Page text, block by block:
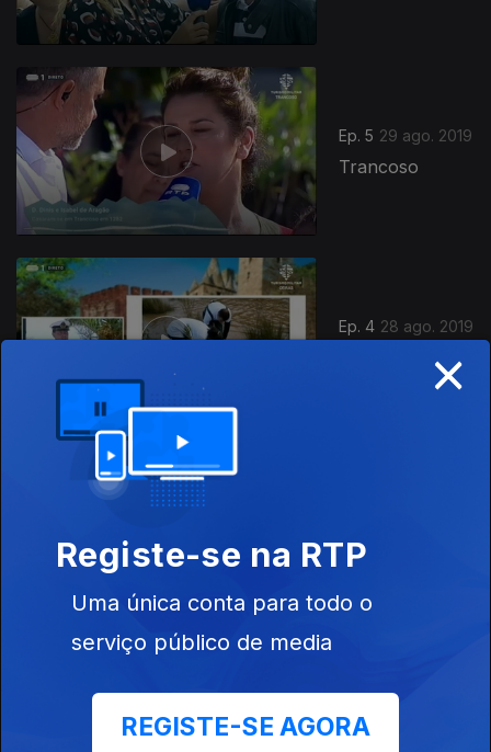
Ep. 5 29 ago. 2019
Trancoso
Ep. 4 28 ago. 2019
Chaves
Torres Vedras
420749
×
Registe-se na RTP
Uma única conta para todo o
serviço público de media
REGISTE-SE AGORA